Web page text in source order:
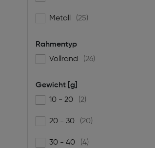
Metall (25)
Filtern nach Material: Metall
Rahmentyp
Vollrand
(26)
Filtern nach Rahmentyp: Vollrand
Gewicht [g]
10 - 20
(2)
Filtern nach Gewicht [g]: 10 - 20
20 - 30 (20)
Filtern nach Gewicht [g]: 20 - 30
30 - 40 (4)
Filtern nach Gewicht [g]: 30 - 40